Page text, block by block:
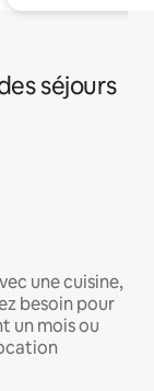
séjours
une cuisine,
besoin pour
un mois ou